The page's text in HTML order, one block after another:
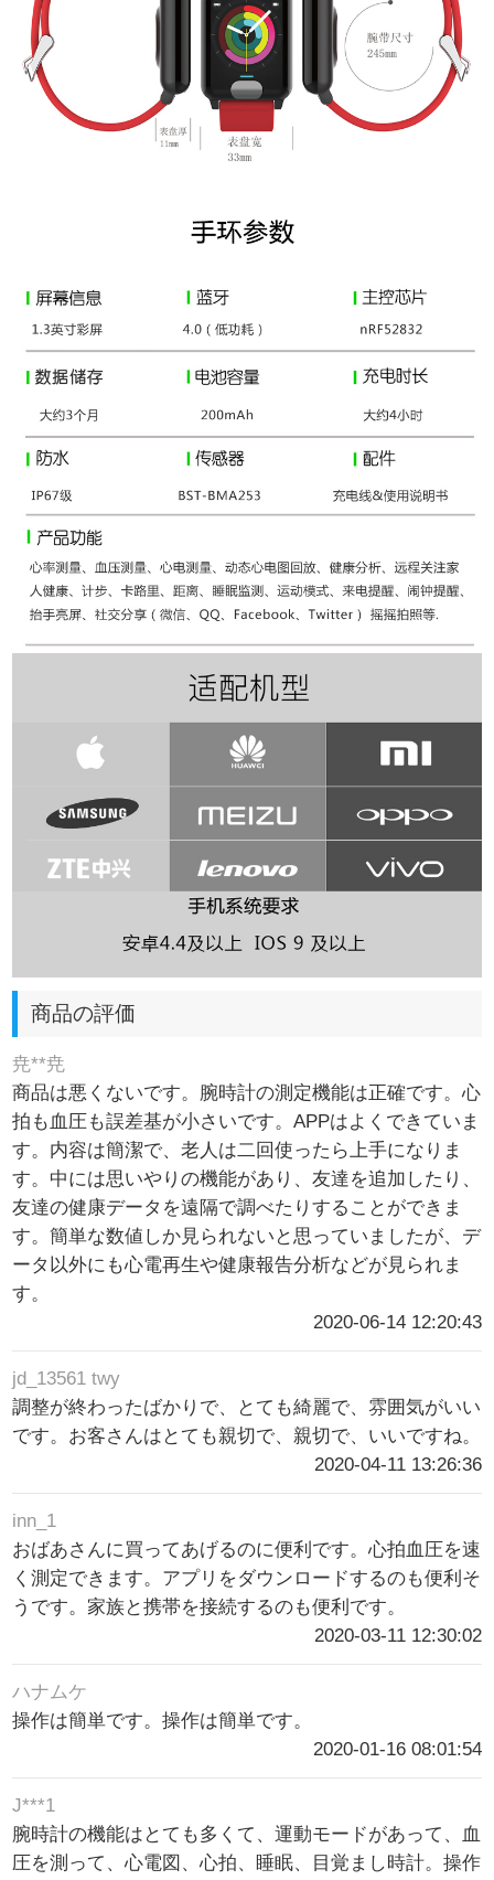
商品の評価
尭**尭
商品は悪くないです。腕時計の測定機能は正確です。心
拍も血圧も誤差基が小さいです。APPはよくできていま
す。内容は簡潔で、老人は二回使ったら上手になりま
す。中には思いやりの機能があり、友達を追加したり、
友達の健康データを遠隔で調べたりすることができま
す。簡単な数値しか見られないと思っていましたが、デ
ータ以外にも心電再生や健康報告分析などが見られま
す。
2020-06-14 12:20:43
jd_13561 twy
調整が終わったばかりで、とても綺麗で、雰囲気がいい
です。お客さんはとても親切で、親切で、いいですね。
2020-04-11 13:26:36
inn_1
おばあさんに買ってあげるのに便利です。心拍血圧を速
く測定できます。アプリをダウンロードするのも便利そ
うです。家族と携帯を接続するのも便利です。
2020-03-11 12:30:02
ハナムケ
操作は簡単です。操作は簡単です。
2020-01-16 08:01:54
J***1
腕時計の機能はとても多くて、運動モードがあって、血
圧を測って、心電図、心拍、睡眠、目覚まし時計。操作